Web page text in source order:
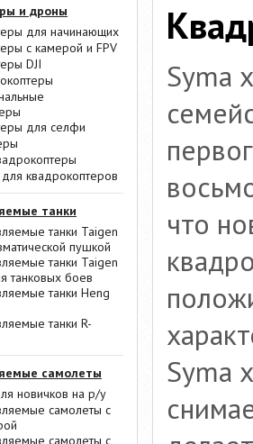
и дроны
для начинающих
с камерой и FPV
DJI
для селфи
квадрокоптеров
танки
танки Taigen
пушкой
танки Taigen
танковых боев
танки Heng
танки R-
самолеты
новичков на р/у
самолеты с
самолеты с
Syma
что
Syma